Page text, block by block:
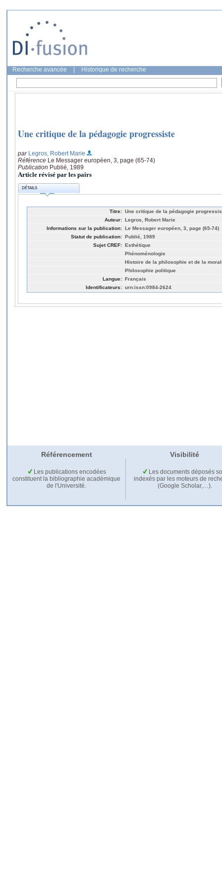
Recherche avancée Historique de recherche
Une critique de la pédagogie progressiste
par Legros, Robert Marie
Référence Le Messager européen, 3, page (65-74)
Publication Publié, 1989
Article révisé par les pairs
DÉTAILS
Titre: Une critique de la pédagogie
Auteur: Legros, Robert Marie
Informations sur la publication: Le Messager européen, 3, page (65-74)
Statut de publication: Publié, 1989
Sujet CREF: Esthétique
Phénoménologie
Histoire de la philosophie et de la
Philosophie politique
Langue: Français
Identificateurs: urn:issn:0984-2624
Référencement Visibilité
Les publications encodées
constituent la bibliographie académique
de l'Université.
Les documents déposés
indexés par les moteurs de
(Google Scholar,…).